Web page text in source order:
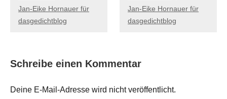
Jan-Eike Hornauer für
dasgedichtblog
Jan-Eike Hornauer für
dasgedichtblog
Schreibe einen Kommentar
Deine E-Mail-Adresse wird nicht veröffentlicht.